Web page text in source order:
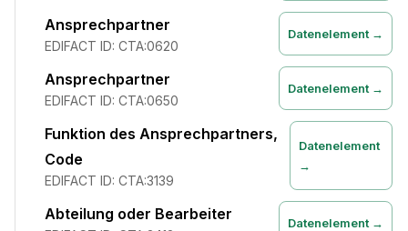
Ansprechpartner
EDIFACT ID: CTA:0620
Datenelement →
Ansprechpartner
EDIFACT ID: CTA:0650
Datenelement →
Funktion des Ansprechpartners,
Code
EDIFACT ID: CTA:3139
Datenelement
→
Abteilung oder Bearbeiter Datenelement →